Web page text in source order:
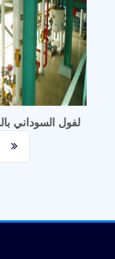
السوداني في
الفول السوداني